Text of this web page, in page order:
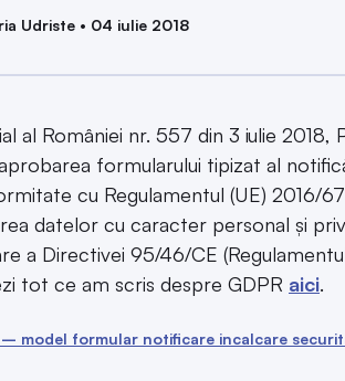
Udriste • 04 iulie 2018
al României nr. 557 din 3 iulie
formularului tipizat al
cu Regulamentul (UE) 2016/
datelor cu caracter personal şi
a Directivei 95/46/CE
tot ce am scris despre GDPR aici.
– model formular notificare incalcare